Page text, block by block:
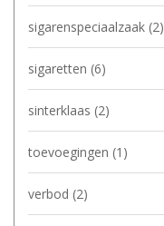
sigarenspeciaalzaak (2)
sigaretten (6)
sinterklaas (2)
toevoegingen (1)
verbod (2)